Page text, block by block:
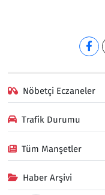
Nöbetçi Eczaneler
Trafik Durumu
Tüm Manşetler
Haber Arşivi